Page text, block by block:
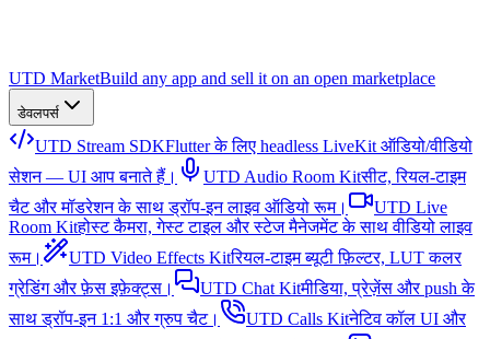
UTD MarketBuild any app and sell it on an open marketplace
डेवलपर्स
UTD Stream SDKFlutter के लिए headless LiveKit ऑडियो/वीडियो
सेशन — UI आप बनाते हैं।
UTD Audio Room Kitसीट, रियल-टाइम
चैट और मॉडरेशन के साथ ड्रॉप-इन लाइव ऑडियो रूम।
UTD Live
Room Kitहोस्ट कैमरा, गेस्ट टाइल और स्टेज मैनेजमेंट के साथ वीडियो लाइव
रूम।
UTD Video Effects Kitरियल-टाइम ब्यूटी फ़िल्टर, LUT कलर
ग्रेडिंग और फ़ेस इफ़ेक्ट्स।
UTD Chat Kitमीडिया, प्रेज़ेंस और push के
साथ ड्रॉप-इन 1:1 और ग्रुप चैट।
UTD Calls Kitनेटिव कॉल UI और